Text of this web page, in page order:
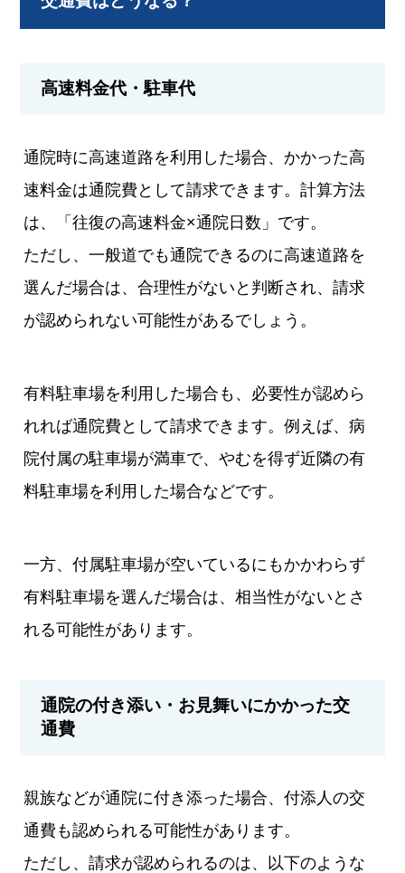
高速料金代・駐車代
通院時に高速道路を利用した場合、かかった高
速料金は通院費として請求できます。計算方法
は、「往復の高速料金×通院日数」です。
ただし、一般道でも通院できるのに高速道路を
選んだ場合は、合理性がないと判断され、請求
が認められない可能性があるでしょう。
有料駐車場を利用した場合も、必要性が認めら
れれば通院費として請求できます。例えば、病
院付属の駐車場が満車で、やむを得ず近隣の有
料駐車場を利用した場合などです。
一方、付属駐車場が空いているにもかかわらず
有料駐車場を選んだ場合は、相当性がないとさ
れる可能性があります。
通院の付き添い・お見舞いにかかった交
通費
親族などが通院に付き添った場合、付添人の交
通費も認められる可能性があります。
ただし、請求が認められるのは、以下のような